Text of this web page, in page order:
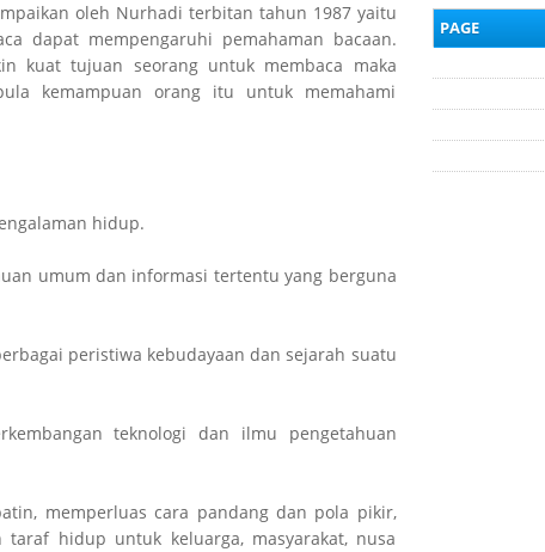
oleh Nurhadi terbitan tahun 1987 yaitu
dapat mempengaruhi pemahaman bacaan.
kuat tujuan seorang untuk membaca maka
kemampuan orang itu untuk memahami
hidup.
umum dan informasi tertentu yang berguna
peristiwa kebudayaan dan sejarah suatu
teknologi dan ilmu pengetahuan
memperluas cara pandang dan pola pikir,
taraf hidup untuk keluarga, masyarakat, nusa
PAGE